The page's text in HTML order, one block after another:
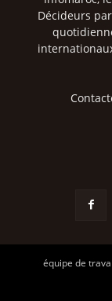
Décideurs
équipe de